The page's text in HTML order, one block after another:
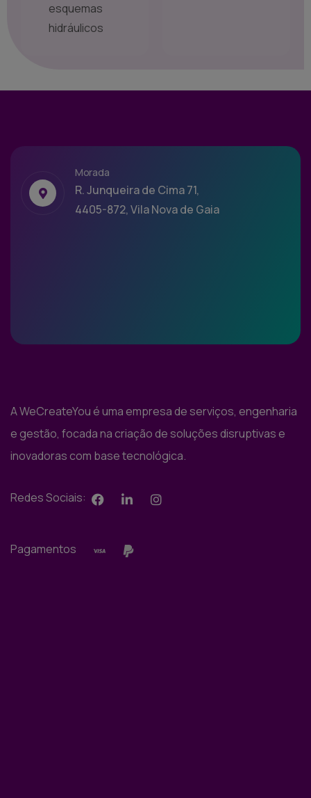
esquemas
hidráulicos
Morada
R. Junqueira de Cima 71,
4405-872, Vila Nova de Gaia
A WeCreateYou é uma empresa de serviços, engenharia
e gestão, focada na criação de soluções disruptivas e
inovadoras com base tecnológica.
Redes Sociais:
Pagamentos